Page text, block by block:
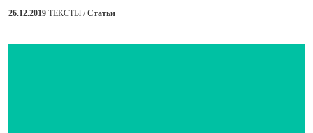
26.12.2019 ТЕКСТЫ /Статьи